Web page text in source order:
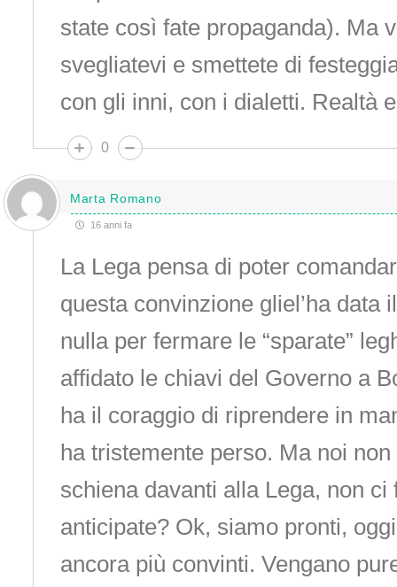
state così fate propaganda). Ma
svegliatevi e smettete di
con gli inni, con i dialetti. Realtà
0
Marta Romano
16 anni fa
La Lega pensa di poter
questa convinzione gliel’ha data
nulla per fermare le “sparate”
affidato le chiavi del Governo a
ha il coraggio di riprendere in
ha tristemente perso. Ma noi
schiena davanti alla Lega, non ci
anticipate? Ok, siamo pronti,
ancora più convinti. Vengano